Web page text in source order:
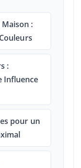
:
:
Influence
pour un